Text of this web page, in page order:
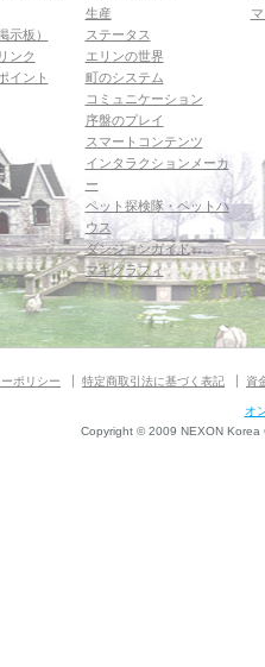
示板）
ンク
イント
生産
ステータス
エリンの世界
町のシステム
コミュニケーション
序盤のプレイ
スマートコンテンツ
インタラクションメーカ
ー
ペット探検隊・ペットハ
ウス
ダンジョンガイド
マギグラフィ
ポリシー 特定商取引法に基づく表記 資
オ
Copyright © 2009 NEXON Korea